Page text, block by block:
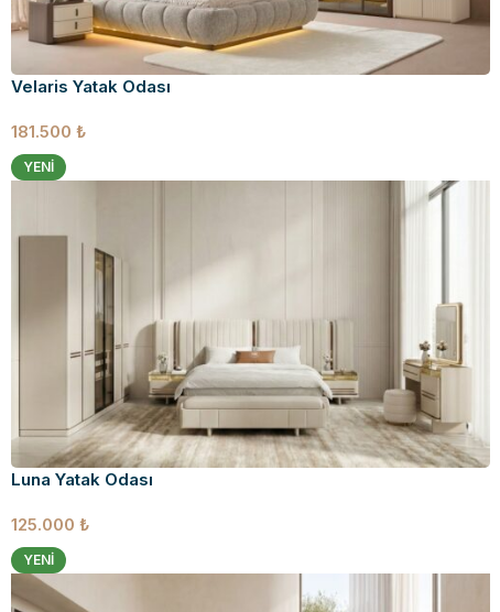
Velaris Yatak Odası
181.500 ₺
YENI
Luna Yatak Odası
125.000 ₺
YENI